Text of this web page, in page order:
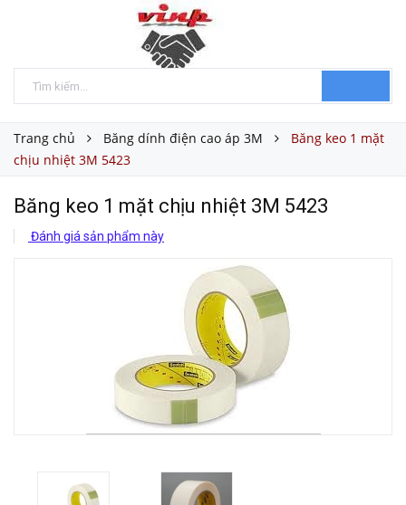
Trang chủ Băng dính điện cao áp 3M
Băng keo 1 mặt
chịu nhiệt 3M 5423
Băng keo 1 mặt chịu nhiệt 3M 5423
Đánh giá sản phẩm này